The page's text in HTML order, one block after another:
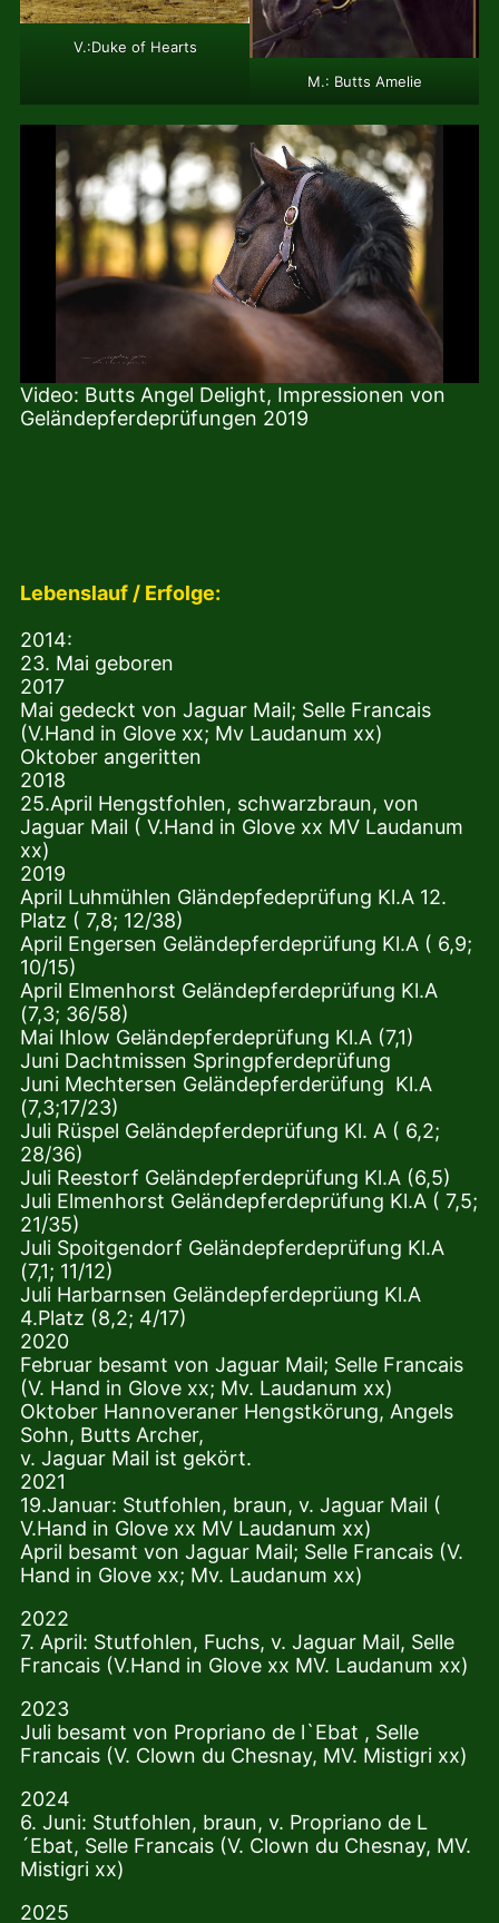
V.:Duke of Hearts
M.: Butts Amelie
Video: Butts Angel Delight, Impressionen von
Geländepferdeprüfungen 2019
Lebenslauf / Erfolge:
2014:
23. Mai geboren
2017
Mai gedeckt von Jaguar Mail; Selle Francais
(V.Hand in Glove xx; Mv Laudanum xx)
Oktober angeritten
2018
25.April Hengstfohlen, schwarzbraun, von
Jaguar Mail ( V.Hand in Glove xx MV Laudanum
xx)
2019
April Luhmühlen Gländepfedeprüfung Kl.A 12.
Platz ( 7,8; 12/38)
April Engersen Geländepferdeprüfung Kl.A ( 6,9;
10/15)
April Elmenhorst Geländepferdeprüfung Kl.A
(7,3; 36/58)
Mai Ihlow Geländepferdeprüfung Kl.A (7,1)
Juni Dachtmissen Springpferdeprüfung
Juni Mechtersen Geländepferderüfung Kl.A
(7,3;17/23)
Juli Rüspel Geländepferdeprüfung Kl. A ( 6,2;
28/36)
Juli Reestorf Geländepferdeprüfung Kl.A (6,5)
Juli Elmenhorst Geländepferdeprüfung Kl.A ( 7,5;
21/35)
Juli Spoitgendorf Geländepferdeprüfung Kl.A
(7,1; 11/12)
Juli Harbarnsen Geländepferdeprüung Kl.A
4.Platz (8,2; 4/17)
2020
Februar besamt von Jaguar Mail; Selle Francais
(V. Hand in Glove xx; Mv. Laudanum xx)
Oktober Hannoveraner Hengstkörung, Angels
Sohn, Butts Archer,
v. Jaguar Mail ist gekört.
2021
19.Januar: Stutfohlen, braun, v. Jaguar Mail (
V.Hand in Glove xx MV Laudanum xx)
April besamt von Jaguar Mail; Selle Francais (V.
Hand in Glove xx; Mv. Laudanum xx)
2022
7. April: Stutfohlen, Fuchs, v. Jaguar Mail, Selle
Francais (V.Hand in Glove xx MV. Laudanum xx)
2023
Juli besamt von Propriano de l`Ebat , Selle
Francais (V. Clown du Chesnay, MV. Mistigri xx)
2024
6. Juni: Stutfohlen, braun, v. Propriano de L
´Ebat, Selle Francais (V. Clown du Chesnay, MV.
Mistigri xx)
2025